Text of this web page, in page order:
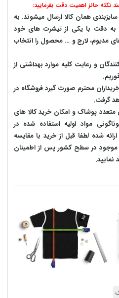
نکته حائز اهمیت دقت بفرمایید:
همان کالا ارسال میشوند. به
به دقت با یکی از تیشرت های خود
مدیوم، لارج و … محصول را انتخاب
و رعایت کلیه موارد بهداشتی از
محترم صورت گیرد فروشگاه در
گرفت.
پوشاک و امکان خرید کالا های
مواد اولیه استفاده شده در
شده لطفا قبل از خرید با مقایسه
در سطح کشور پس از اطمینان
نمایید.